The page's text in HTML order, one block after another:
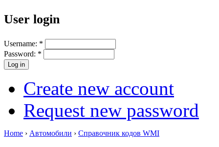
User login
Username: *
Password: *
Create new account
Request new password
Home › Автомобили › Справочник кодов WMI